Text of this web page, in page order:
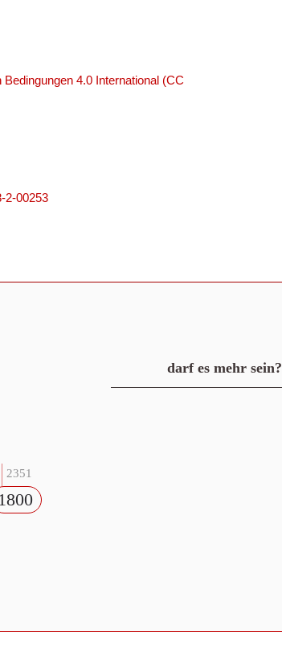
4.0 International (CC
2-00253
darf es mehr sein?
2351
1800